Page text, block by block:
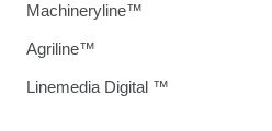
Machineryline™
Agriline™
Linemedia Digital ™